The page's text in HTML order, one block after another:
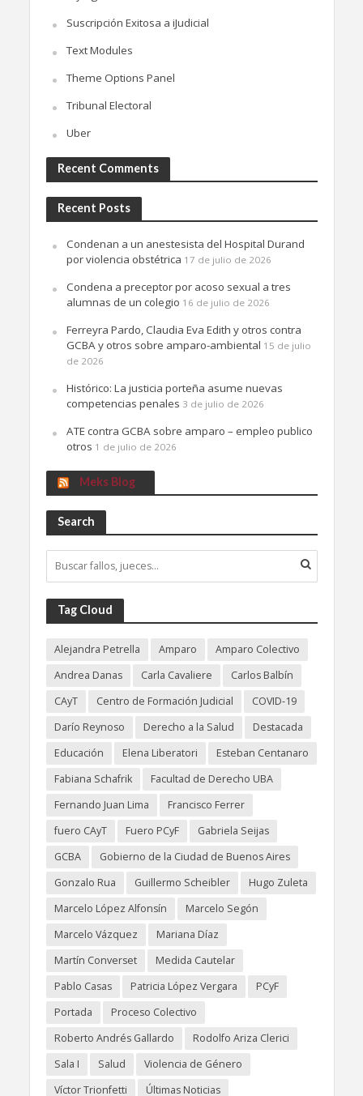
Suscripción Exitosa a iJudicial
Text Modules
Theme Options Panel
Tribunal Electoral
Uber
Recent Comments
Recent Posts
Condenan a un anestesista del Hospital Durand
por violencia obstétrica 17 de julio de 2026
Condena a preceptor por acoso sexual a tres
alumnas de un colegio 16 de julio de 2026
Ferreyra Pardo, Claudia Eva Edith y otros contra
GCBA y otros sobre amparo-ambiental 15 de julio
de 2026
Histórico: La justicia porteña asume nuevas
competencias penales 3 de julio de 2026
ATE contra GCBA sobre amparo – empleo publico
otros 1 de julio de 2026
Meks Blog
Search
Tag Cloud
Alejandra Petrella Amparo
Amparo Colectivo
Andrea Danas
Carla Cavaliere
Carlos Balbín
CAyT
Centro de Formación Judicial
COVID-19
Darío Reynoso
Derecho a la Salud
Destacada
Educación
Elena Liberatori
Esteban Centanaro
Fabiana Schafrik
Facultad de Derecho UBA
Fernando Juan Lima
Francisco Ferrer
fuero CAyT
Fuero PCyF
Gabriela Seijas
GCBA
Gobierno de la Ciudad de Buenos Aires
Gonzalo Rua
Guillermo Scheibler
Hugo Zuleta
Marcelo López Alfonsín
Marcelo Segón
Marcelo Vázquez
Mariana Díaz
Martín Converset
Medida Cautelar
Pablo Casas
Patricia López Vergara
PCyF
Portada
Proceso Colectivo
Roberto Andrés Gallardo
Rodolfo Ariza Clerici
Sala I
Salud
Violencia de Género
Víctor Trionfetti
Últimas Noticias